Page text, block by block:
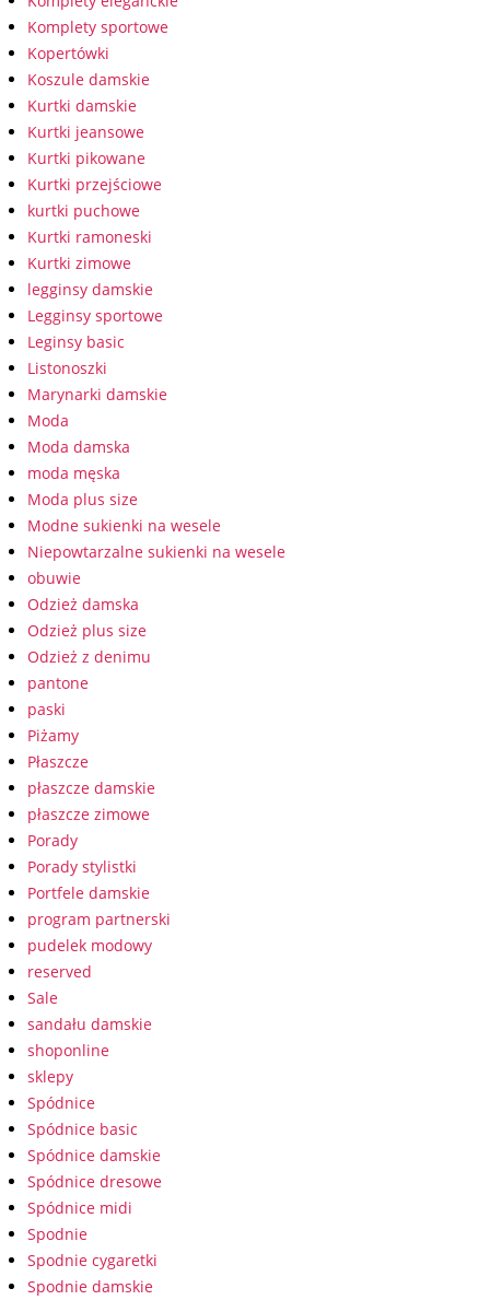
Komplety sportowe
Kopertówki
Koszule damskie
Kurtki damskie
Kurtki jeansowe
Kurtki pikowane
Kurtki przejściowe
kurtki puchowe
Kurtki ramoneski
Kurtki zimowe
legginsy damskie
Legginsy sportowe
Leginsy basic
Listonoszki
Marynarki damskie
Moda
Moda damska
moda męska
Moda plus size
Modne sukienki na wesele
Niepowtarzalne sukienki na wesele
obuwie
Odzież damska
Odzież plus size
Odzież z denimu
pantone
paski
Piżamy
Płaszcze
płaszcze damskie
płaszcze zimowe
Porady
Porady stylistki
Portfele damskie
program partnerski
pudelek modowy
reserved
Sale
sandału damskie
shoponline
sklepy
Spódnice
Spódnice basic
Spódnice damskie
Spódnice dresowe
Spódnice midi
Spodnie
Spodnie cygaretki
Spodnie damskie